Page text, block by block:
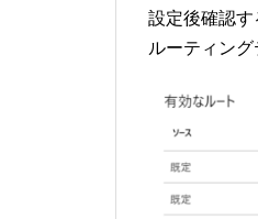
設定後確認す
ルーティン